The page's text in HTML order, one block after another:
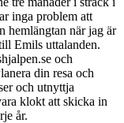
inga problem att
hemlängtan när jag är
Emils uttalanden.
och
din resa och
och utnyttja
klokt att skicka in
år.